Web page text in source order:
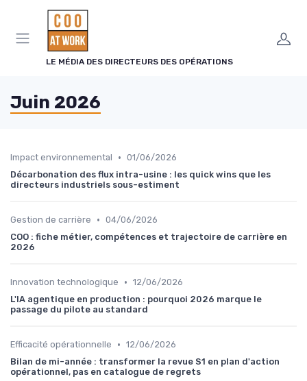
LE MÉDIA DES DIRECTEURS DES OPÉRATIONS
Juin 2026
Impact environnemental • 01/06/2026
Décarbonation des flux intra-usine : les quick wins que les
directeurs industriels sous-estiment
Gestion de carrière • 04/06/2026
COO : fiche métier, compétences et trajectoire de carrière en
2026
Innovation technologique • 12/06/2026
L'IA agentique en production : pourquoi 2026 marque le
passage du pilote au standard
Efficacité opérationnelle • 12/06/2026
Bilan de mi-année : transformer la revue S1 en plan d'action
opérationnel, pas en catalogue de regrets
Panneau de gestion des cookies